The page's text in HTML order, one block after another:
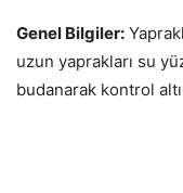
Genel Bilgiler:
uzun yaprakları su
budanarak kontrol